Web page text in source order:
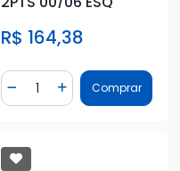
R$ 164,38
Diminuir Quantidade
Quantidade
AdicionarComprar